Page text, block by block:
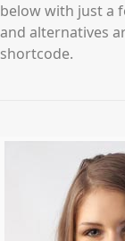
below with just a
and alternatives
shortcode.